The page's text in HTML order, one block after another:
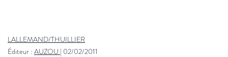
LALLEMAND/THUILLIER
Éditeur : AUZOU | 02/02/2011